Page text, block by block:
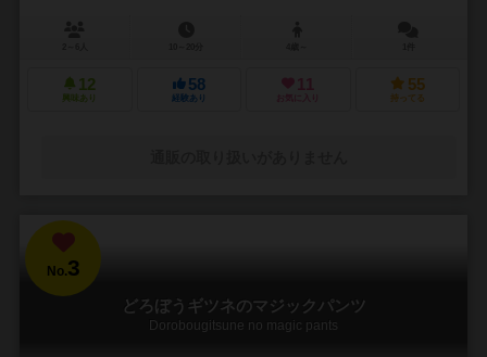
12
興味あり
58
経験あり
11
お気に入り
55
持ってる
No.3
どろぼうギツネのマジックパンツ
Dorobougitsune no magic pants